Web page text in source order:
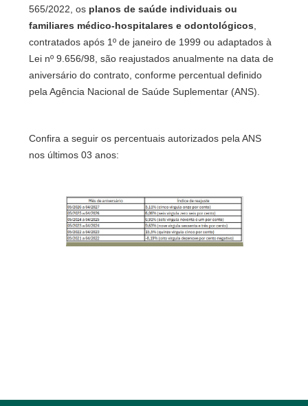
565/2022, os planos de saúde individuais ou
familiares médico-hospitalares e odontológicos
contratados após 1º de janeiro de 1999 ou adaptados à
Lei nº 9.656/98, são reajustados anualmente na data de
aniversário do contrato, conforme percentual definido
pela Agência Nacional de Saúde Suplementar (ANS).
Confira a seguir os percentuais autorizados pela ANS
nos últimos 03 anos: